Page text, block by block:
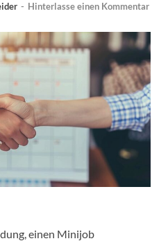
- Hinterlasse einen Kommentar
einen Minijob